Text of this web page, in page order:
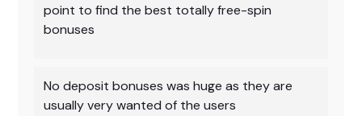
point to find the best totally free-spin
bonuses
No deposit bonuses was huge as they are
usually very wanted of the users